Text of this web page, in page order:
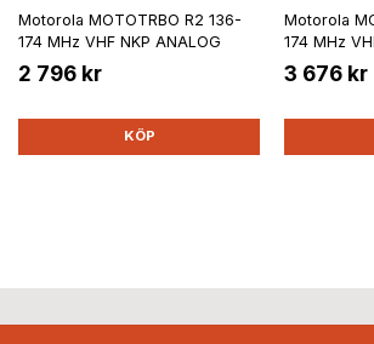
Motorola MOTOTRBO R2 136-
174 MHz VHF NKP ANALOG
2 796 kr
KÖP
Motorola
174 MHz
3 676 kr